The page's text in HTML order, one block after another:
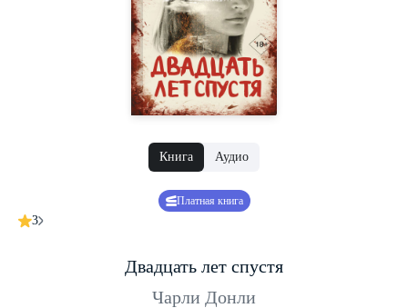
Книга Аудио
Платная книга
3
Двадцать лет спустя
Чарли Донли